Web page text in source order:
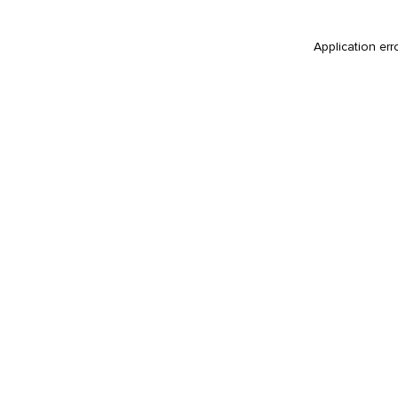
Application